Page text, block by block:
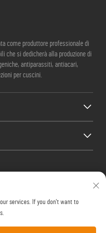
come produttore professionale di
che si dedicherà alla produzione di
antiparassiti, antiacari,
per cuscini.
Huijing, Wangjiang West Road,
services. If you don't want to